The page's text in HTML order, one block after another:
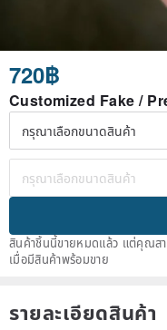
720฿
Customized Fake /
สินค้าชิ้นนี้ขายหมดแล้ว แต่คุณส
เมื่อมีสินค้าพร้อมขาย
รายละเอียดสินค้า